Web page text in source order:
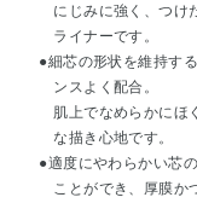
にじみに強く、つけ
ライナーです。
●細芯の形状を維持す
ンスよく配合。
肌上でなめらかにほ
な描き心地です。
●適度にやわらかい芯
ことができ、厚膜か